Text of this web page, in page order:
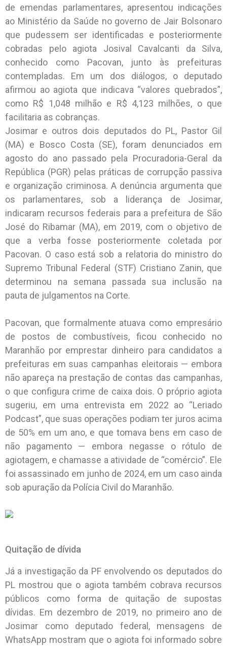
de emendas parlamentares, apresentou indicações
ao Ministério da Saúde no governo de Jair Bolsonaro
que pudessem ser identificadas e posteriormente
cobradas pelo agiota Josival Cavalcanti da Silva,
conhecido como Pacovan, junto às prefeituras
contempladas. Em um dos diálogos, o deputado
afirmou ao agiota que indicava “valores quebrados”,
como R$ 1,048 milhão e R$ 4,123 milhões, o que
facilitaria as cobranças.
Josimar e outros dois deputados do PL, Pastor Gil
(MA) e Bosco Costa (SE), foram denunciados em
agosto do ano passado pela Procuradoria-Geral da
República (PGR) pelas práticas de corrupção passiva
e organização criminosa. A denúncia argumenta que
os parlamentares, sob a liderança de Josimar,
indicaram recursos federais para a prefeitura de São
José do Ribamar (MA), em 2019, com o objetivo de
que a verba fosse posteriormente coletada por
Pacovan. O caso está sob a relatoria do ministro do
Supremo Tribunal Federal (STF) Cristiano Zanin, que
determinou na semana passada sua inclusão na
pauta de julgamentos na Corte.
Pacovan, que formalmente atuava como empresário
de postos de combustíveis, ficou conhecido no
Maranhão por emprestar dinheiro para candidatos a
prefeituras em suas campanhas eleitorais — embora
não apareça na prestação de contas das campanhas,
o que configura crime de caixa dois. O próprio agiota
sugeriu, em uma entrevista em 2022 ao “Leriado
Podcast”, que suas operações podiam ter juros acima
de 50% em um ano, e que tomava bens em caso de
não pagamento — embora negasse o rótulo de
agiotagem, e chamasse a atividade de “comércio”. Ele
foi assassinado em junho de 2024, em um caso ainda
sob apuração da Polícia Civil do Maranhão.
Quitação de dívida
Já a investigação da PF envolvendo os deputados do
PL mostrou que o agiota também cobrava recursos
públicos como forma de quitação de supostas
dívidas. Em dezembro de 2019, no primeiro ano de
Josimar como deputado federal, mensagens de
WhatsApp mostram que o agiota foi informado sobre